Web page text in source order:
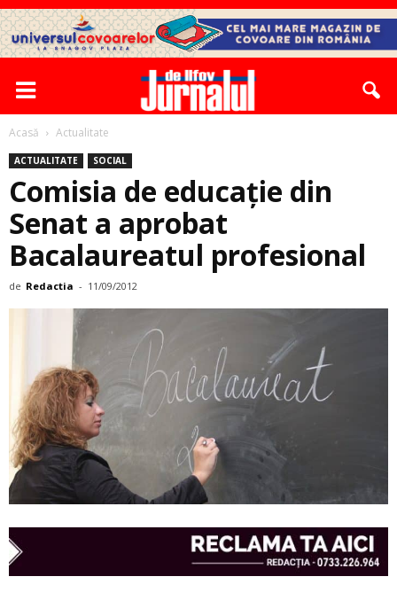
Acasă Actualitate
ACTUALITATE SOCIAL
Comisia de educaţie din
Senat a aprobat
Bacalaureatul ­profesional
de Redactia - 11/09/2012